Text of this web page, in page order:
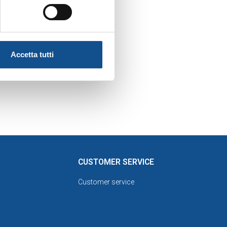
rinvia a quest’ultima.
Accetta tutti
c.c.
CUSTOMER SERVICE
Customer service